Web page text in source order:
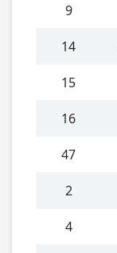
9
14
15
16
47
2
4